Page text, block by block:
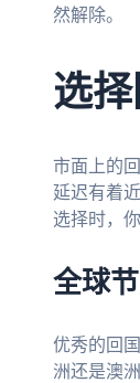
然解除。
选
市面上的
延迟有着
选择时，
全球
优秀的回
洲还是澳